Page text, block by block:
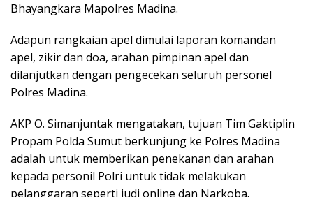
Bhayangkara Mapolres Madina.
Adapun rangkaian apel dimulai laporan komandan
apel, zikir dan doa, arahan pimpinan apel dan
dilanjutkan dengan pengecekan seluruh personel
Polres Madina.
AKP O. Simanjuntak mengatakan, tujuan Tim Gaktiplin
Propam Polda Sumut berkunjung ke Polres Madina
adalah untuk memberikan penekanan dan arahan
kepada personil Polri untuk tidak melakukan
pelanggaran seperti judi online dan Narkoba.